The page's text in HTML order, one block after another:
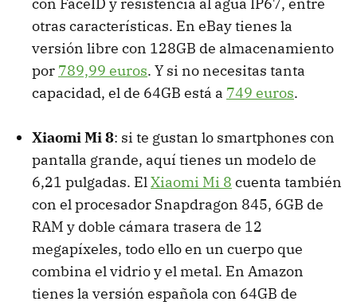
otras características. En eBay tienes la
versión libre con 128GB de almacenamiento
por 789,99 euros. Y si no necesitas tanta
capacidad, el de 64GB está a 749 euros.
Xiaomi Mi 8: si te gustan lo smartphones con
pantalla grande, aquí tienes un modelo de
6,21 pulgadas. ElXiaomi Mi 8 cuenta también
con el procesador Snapdragon 845, 6GB de
RAM y doble cámara trasera de 12
megapíxeles, todo ello en un cuerpo que
combina el vidrio y el metal. En Amazon
tienes la versión española con 64GB de